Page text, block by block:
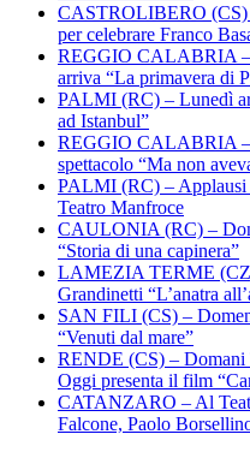
CASTROLIBERO (CS)
per celebrare Franco
REGGIO CALABRIA –
arriva “La primavera di
PALMI (RC) – Lunedì
ad Istanbul”
REGGIO CALABRIA –
spettacolo “Ma non
PALMI (RC) – Applausi
Teatro Manfroce
CAULONIA (RC) –
“Storia di una capinera”
LAMEZIA TERME
Grandinetti “L’anatra
SAN FILI (CS) –
“Venuti dal mare”
RENDE (CS) – Domani
Oggi presenta il film
CATANZARO – Al
Falcone, Paolo